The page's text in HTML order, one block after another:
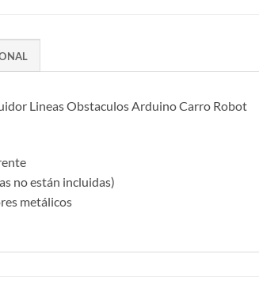
Lineas Obstaculos Arduino Carro Robot
no están incluidas)
metálicos